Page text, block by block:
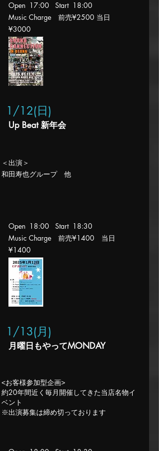
Open 17:00 Start 18:00
Music Charge 前売¥2500 当日
¥3000
1/12(日)
Up Beat 新年会
​＜出演＞
​和田寿也グループ 他
Open 18:00 Start 18:30
Music Charge 前売¥1400 当日
¥1400
1/13(月 )
​月曜日もやってMONDAY
<お客様参加型企画>
約20年間近く毎月開催してきた当店名物イ
ベント
​※出演募集は締め切っております